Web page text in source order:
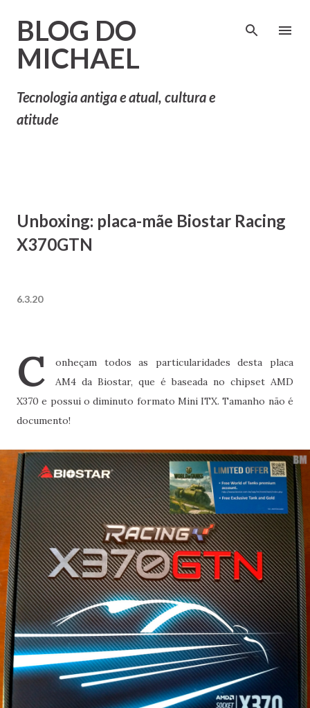
BLOG DO
MICHAEL
Tecnologia antiga e atual, cultura e
atitude
Unboxing: placa-mãe Biostar Racing
X370GTN
6.3.20
C
onheçam todos as particularidades desta placa
AM4 da Biostar, que é baseada no chipset AMD
X370 e possui o diminuto formato Mini ITX. Tamanho não é
documento!